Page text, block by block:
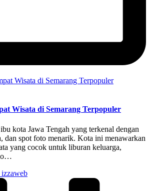
Wisata di Semarang Terpopuler
kota Jawa Tengah yang terkenal dengan
dan spot foto menarik. Kota ini menawarkan
yang cocok untuk liburan keluarga,